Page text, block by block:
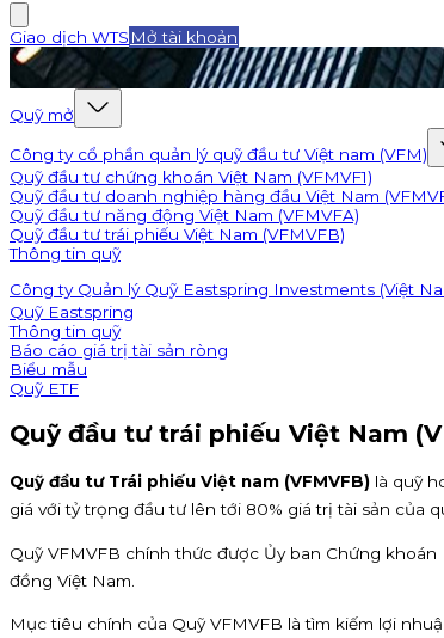
Giao dịch WTS Mở tài khoản
Quỹ mở
Công ty cổ phần quản lý quỹ đầu tư Việt nam (VFM)
Quỹ đầu tư chứng khoán Việt Nam (VFMVF1)
Quỹ đầu tư doanh nghiệp hàng đầu Việt Nam
Quỹ đầu tư năng động Việt Nam (VFMVFA)
Quỹ đầu tư trái phiếu Việt Nam (VFMVFB)
Thông tin quỹ
Công ty Quản lý Quỹ Eastspring Investments (Việt
Quỹ Eastspring
Thông tin quỹ
Báo cáo giá trị tài sản ròng
Biểu mẫu
Quỹ ETF
Quỹ đầu tư trái phiếu Việt Nam
Quỹ đầu tư Trái phiếu Việt nam (VFMVFB) là quỹ
giá với tỷ trọng đầu tư lên tới 80% giá trị tài sản của
Quỹ VFMVFB chính thức được Ủy ban Chứng
đồng Việt Nam.
Mục tiêu chính của Quỹ VFMVFB là tìm kiếm lợi